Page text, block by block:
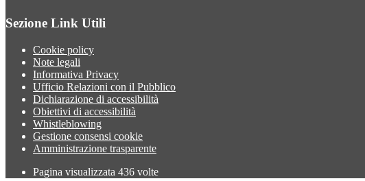
Sezione Link Utili
Cookie policy
Note legali
Informativa Privacy
Ufficio Relazioni con il Pubblico
Dichiarazione di accessibilità
Obiettivi di accessibilità
Whistleblowing
Gestione consensi cookie
Amministrazione trasparente
Pagina visualizzata 436 volte